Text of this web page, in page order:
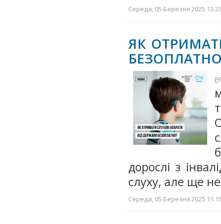
Середа, 05 Березня 2025
ЯК
дорослі з
слуху, але ще
Середа, 05 Березня 2025